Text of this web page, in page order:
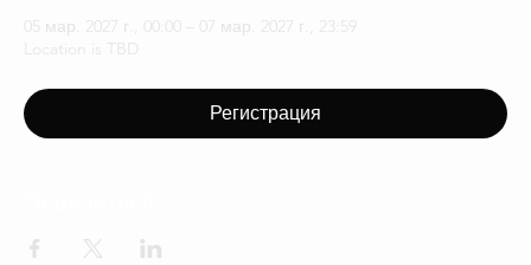
05 мар. 2027 г., 00:00 – 07 мар. 2027 г., 23:59
Location is TBD
Регистрация